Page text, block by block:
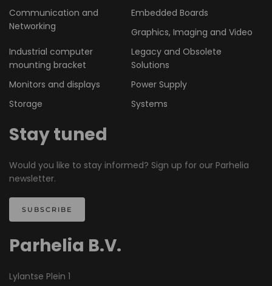
Communication and
Networking
Embedded Boards
Graphics, Imaging and Video
Industrial computer
mounting bracket
Legacy and Obsolete
Solutions
Monitors and displays
Power Supply
Storage
Systems
Stay tuned
Would you like to stay informed? Sign up for our Parhelia
newsletter.
SUBSCRIBE
Parhelia B.V.
Lylantse Plein 1